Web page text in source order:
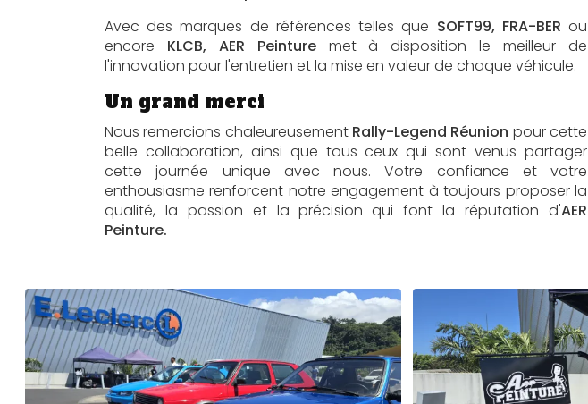
Avec des marques de références telles que SOFT99, FRA-BER ou
encore KLCB, AER Peinturemet à disposition le meilleur de
l'innovation pour l'entretien et la mise en valeur de chaque véhicule.
Un grand merci
Nous remercions chaleureusement Rally-Legend Réunion pour cette
belle collaboration, ainsi que tous ceux qui sont venus partager
cette journée unique avec nous. Votre confiance et votre
enthousiasme renforcent notre engagement à toujours proposer la
qualité, la passion et la précision qui font la réputation d'AER
Peinture.